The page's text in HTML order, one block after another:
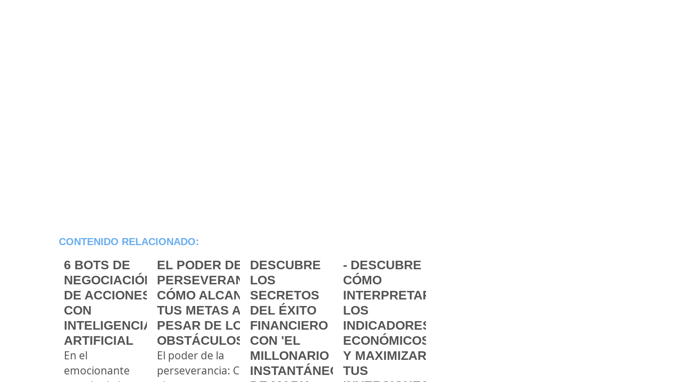
CONTENIDO RELACIONADO:
6 BOTS DE
NEGOCIACIÓN
DE ACCIONES
CON
INTELIGENCIA
ARTIFICIAL
En el
emocionante
EL PODER DE LA
PERSEVERANCIA:
CÓMO ALCANZAR
TUS METAS A
PESAR DE LOS
OBSTÁCULOS
El poder de la
perseverancia: Cómo
DESCUBRE
LOS
SECRETOS
DEL ÉXITO
FINANCIERO
CON 'EL
MILLONARIO
INSTANTÁNEO'
- DESCUBRE
CÓMO
INTERPRETAR
LOS
INDICADORES
ECONÓMICOS
Y MAXIMIZAR
TUS